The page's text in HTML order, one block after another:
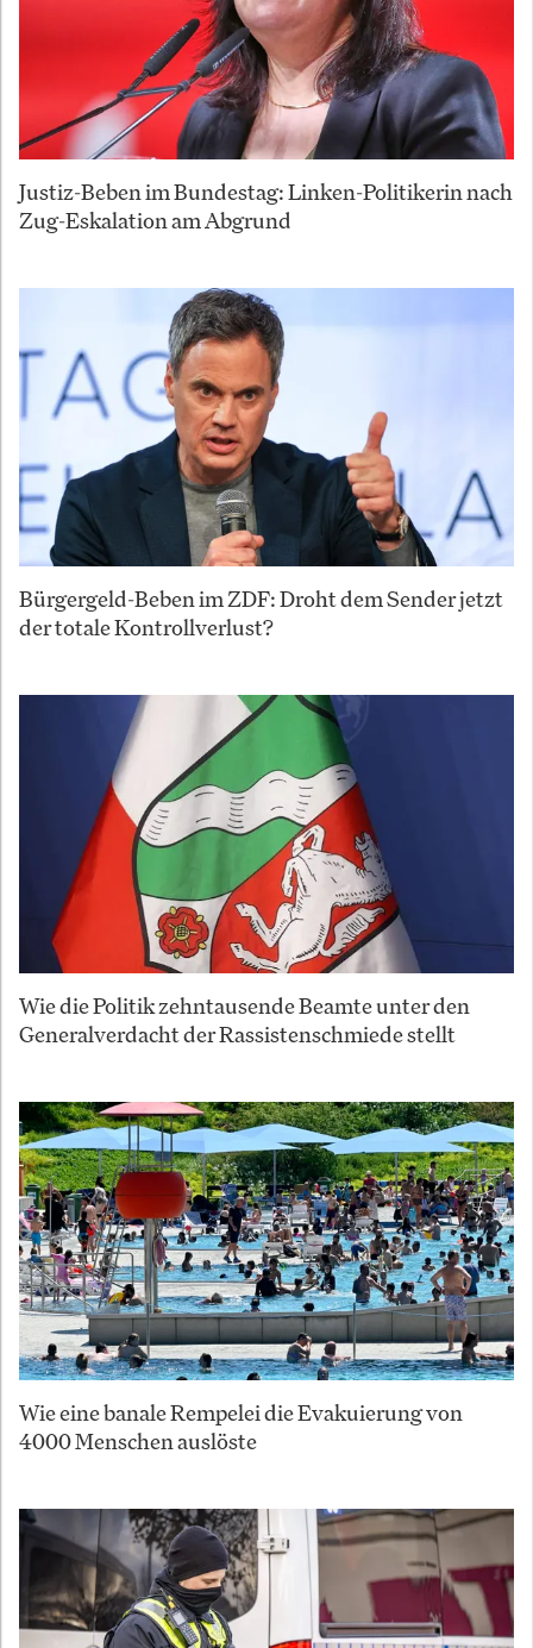
Justiz-Beben im Bundestag: Linken-Politikerin nach
Zug-Eskalation am Abgrund
Bürgergeld-Beben im ZDF: Droht dem Sender jetzt
der totale Kontrollverlust?
Wie die Politik zehntausende Beamte unter den
Generalverdacht der Rassistenschmiede stellt
Wie eine banale Rempelei die Evakuierung von
4000 Menschen auslöste